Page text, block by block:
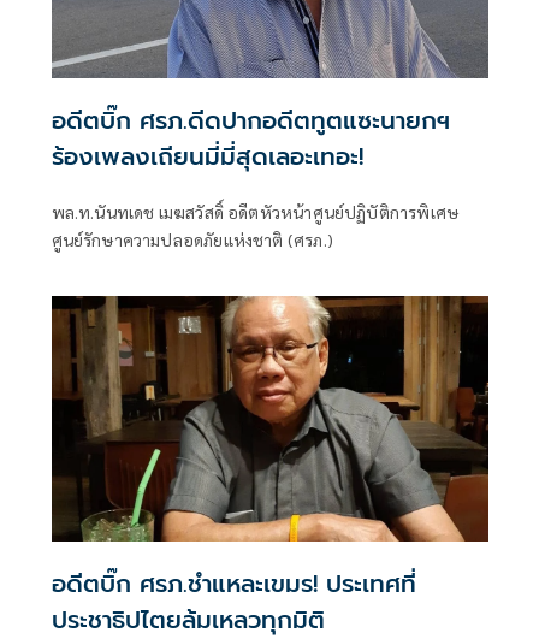
อดีตบิ๊ก ศรภ.ดีดปากอดีตทูตแซะนายกฯ
ร้องเพลงเถียนมี่มี่สุดเลอะเทอะ!
พล.ท.นันทเดช เมฆสวัสดิ์ อดีตหัวหน้าศูนย์ปฏิบัติการพิเศษ
ศูนย์รักษาความปลอดภัยแห่งชาติ (ศรภ.)
อดีตบิ๊ก ศรภ.ชำแหละเขมร! ประเทศที่
ประชาธิปไตยล้มเหลวทุกมิติ